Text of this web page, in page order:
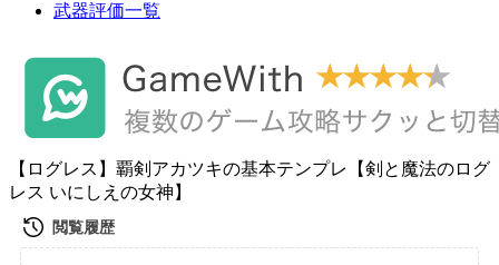
武器評価一覧
【ログレス】覇剣アカツキの基本テンプレ【剣と魔法のログ
レス いにしえの女神】